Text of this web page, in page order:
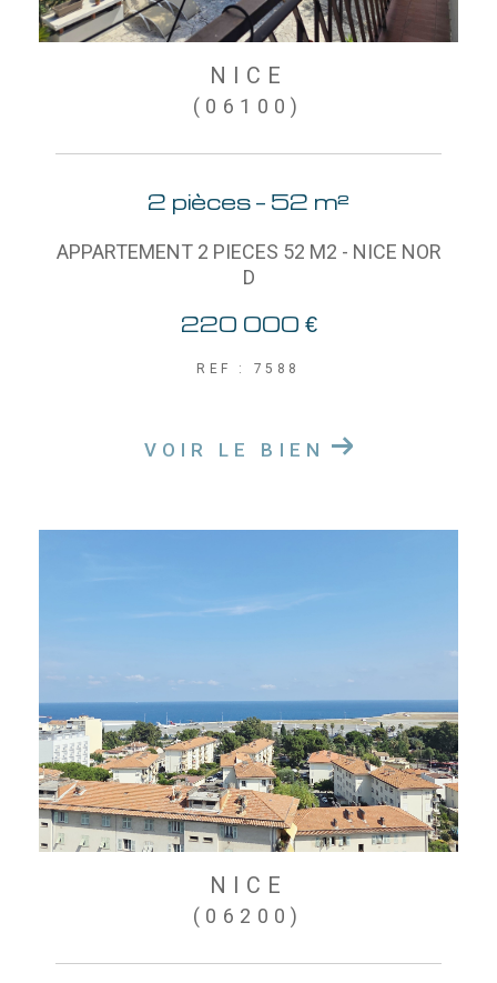
NICE
(06100)
2 pièces - 52 m²
APPARTEMENT 2 PIECES 52 M2 - NICE NOR
D
220 000 €
REF : 7588
VOIR LE BIEN
NICE
(06200)